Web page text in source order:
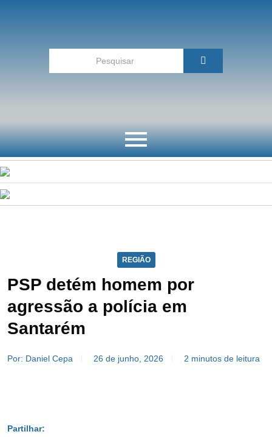
REGIÃO
PSP detém homem por
agressão a polícia em
Santarém
Por: Daniel Cepa 26 de junho, 2026 2 minutos de leitura